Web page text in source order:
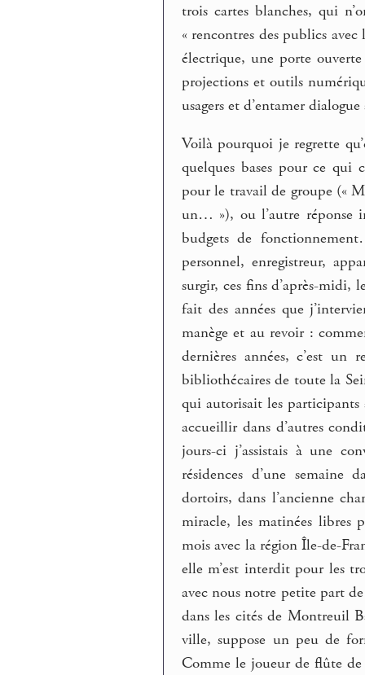
trois cartes blanches, qui
« rencontres des publics
électrique, une porte
projections et outils
usagers et d’entamer
Voilà pourquoi je regrette
quelques bases pour ce
pour le travail de groupe («
un… »), ou l’autre réponse
budgets de
personnel, enregistreur,
surgir, ces fins d’après-midi,
fait des années que
manège et au revoir :
dernières années, c’est un
bibliothécaires de toute la
qui autorisait les participants
accueillir dans d’autres
jours-ci j’assistais à une
résidences d’une semaine
dortoirs, dans l’ancienne
miracle, les matinées libres
mois avec la région Île-de-
elle m’est interdit pour les
avec nous notre petite part
dans les cités de Montreuil
ville, suppose un peu de
Comme le joueur de flûte